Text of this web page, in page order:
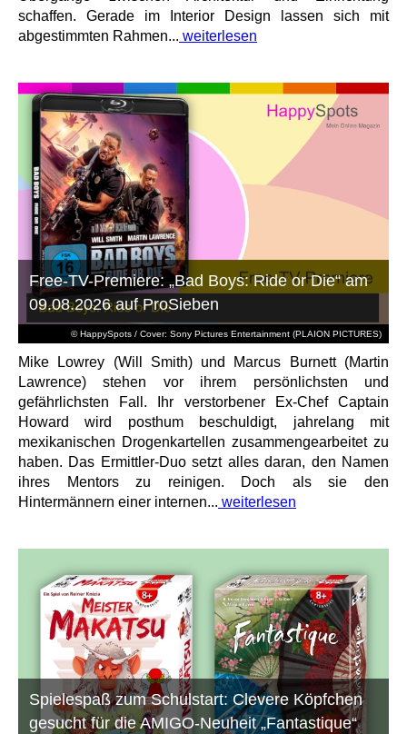
schaffen. Gerade im Interior Design lassen sich mit
abgestimmten Rahmen... weiterlesen
© HappySpots / Cover: Sony Pictures Entertainment (PLAION PICTURES)
Free-TV-Premiere: „Bad Boys: Ride or Die“ am
09.08.2026 auf ProSieben
Mike Lowrey (Will Smith) und Marcus Burnett (Martin
Lawrence) stehen vor ihrem persönlichsten und
gefährlichsten Fall. Ihr verstorbener Ex-Chef Captain
Howard wird posthum beschuldigt, jahrelang mit
mexikanischen Drogenkartellen zusammengearbeitet zu
haben. Das Ermittler-Duo setzt alles daran, den Namen
ihres Mentors zu reinigen. Doch als sie den
Hintermännern einer internen... weiterlesen
Spielespaß zum Schulstart: Clevere Köpfchen
gesucht für die AMIGO-Neuheit „Fantastique“